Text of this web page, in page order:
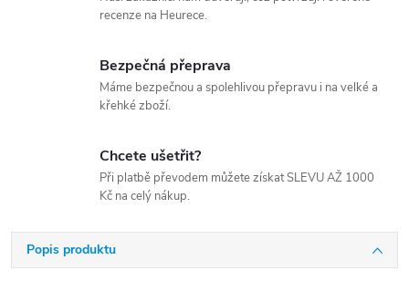
recenze na Heurece.
Bezpečná přeprava
Máme bezpečnou a spolehlivou přepravu i na velké a
křehké zboží.
Chcete ušetřit?
Při platbě převodem můžete získat SLEVU AŽ 1000
Kč na celý nákup.
Popis produktu